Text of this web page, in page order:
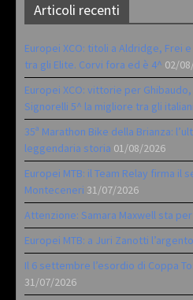
Articoli recenti
Europei XCO: titoli a Aldridge, Frei
tra gli Elite. Corvi fora ed è 4^ 02/
Europei XCO: vittorie per
Signorelli 5^ la migliore tra gli italiani
35ª Marathon Bike della Brianza:
leggendaria storia 01/08/2026
Europei MTB: il Team Relay firma il
Monteceneri 31/07/2026
Attenzione: Samara Maxwell sta
Europei MTB: a Juri Zanotti l’argento
Il 6 settembre l’esordio di Coppa
31/07/2026